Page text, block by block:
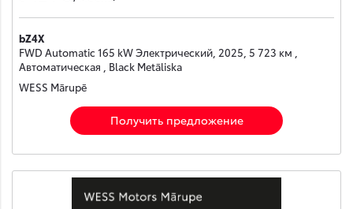
bZ4X
FWD Automatic 165 kW Электрический, 2025, 5 723 км ,
Автоматическая , Black Metāliska
WESS Mārupē
Получить предложение